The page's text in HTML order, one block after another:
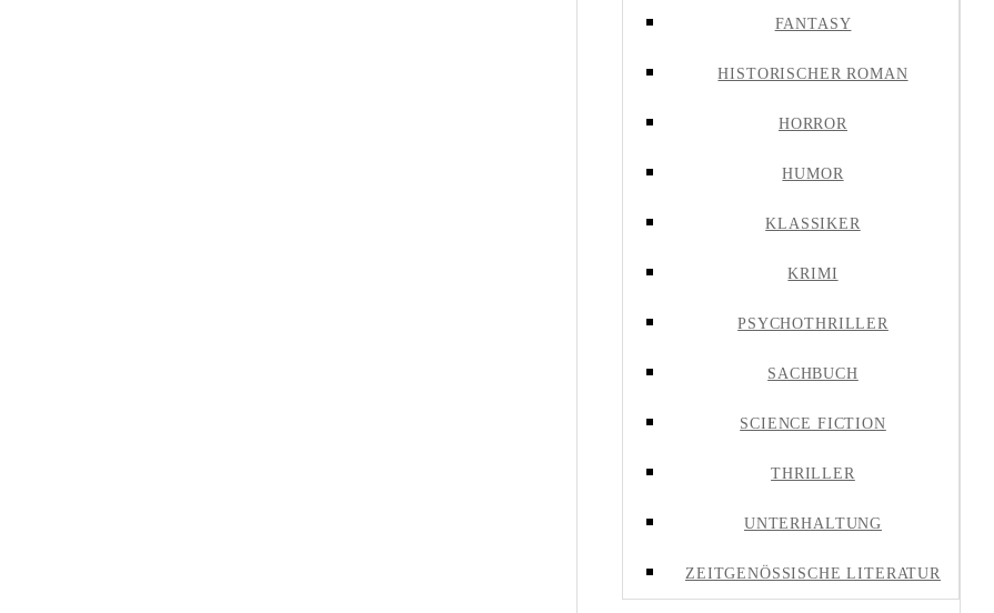
FANTASY
HISTORISCHER ROMAN
HORROR
HUMOR
KLASSIKER
KRIMI
PSYCHOTHRILLER
SACHBUCH
SCIENCE FICTION
THRILLER
UNTERHALTUNG
ZEITGENÖSSISCHE LITERATUR